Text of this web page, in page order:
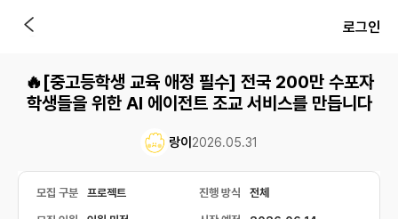
로그인
🔥[중고등학생 교육 애정 필수] 전국 200만 수포자
학생들을 위한 AI 에이전트 조교 서비스를 만듭니다
랑이 2026.05.31
모집 구분 프로젝트 진행 방식 전체